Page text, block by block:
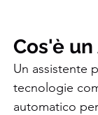
Cos'è
Un assistente
tecnologie
automatico